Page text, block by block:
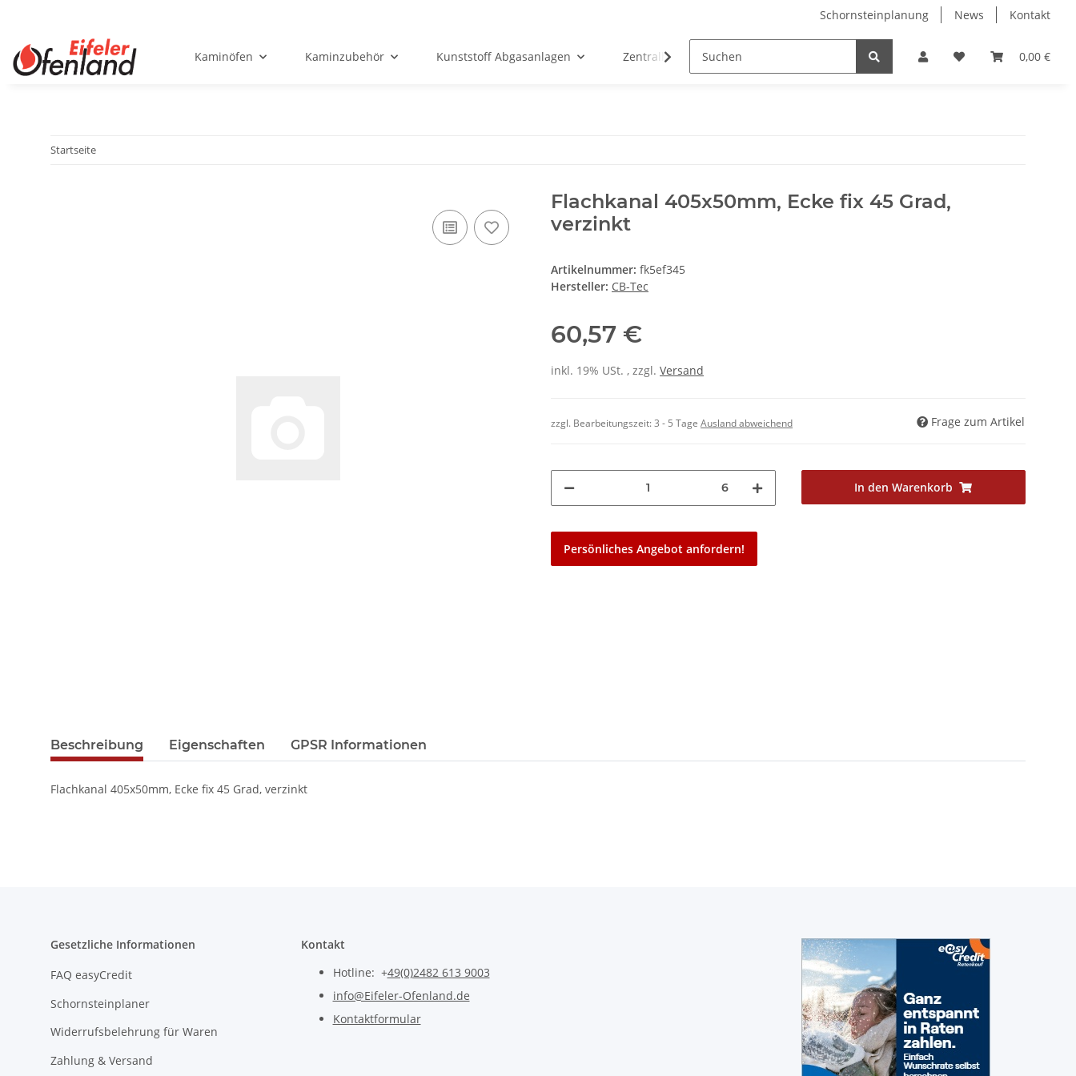
Schornsteinplanung News Kontakt
0,00 €
Kaminöfen Kaminzubehör Kunststoff Abgasanlagen Zentralheizungen
Startseite
Flachkanal 405x50mm, Ecke fix 45 Grad,
verzinkt
Artikelnummer: fk5ef345
Hersteller: CB-Tec
60,57 €
inkl. 19% USt. , zzgl. Versand
zzgl. Bearbeitungszeit:3 - 5 Tage Ausland abweichend Frage zum Artikel
6 In den Warenkorb
Persönliches Angebot anfordern!
Beschreibung Eigenschaften GPSR Informationen
Flachkanal 405x50mm, Ecke fix 45 Grad, verzinkt
Gesetzliche Informationen
FAQ easyCredit
Schornsteinplaner
Widerrufsbelehrung für Waren
Zahlung & Versand
Kontakt
Hotline: +49(0)2482 613 9003
info@Eifeler-Ofenland.de
Kontaktformular